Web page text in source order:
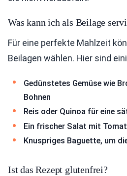
Was kann ich als Beilage
Für eine perfekte Mahlzeit
Beilagen wählen. Hier sind
Gedünstetes Gemüse wie
Bohnen
Reis oder Quinoa für eine
Ein frischer Salat mit
Knuspriges Baguette, um
Ist das Rezept glutenfrei?